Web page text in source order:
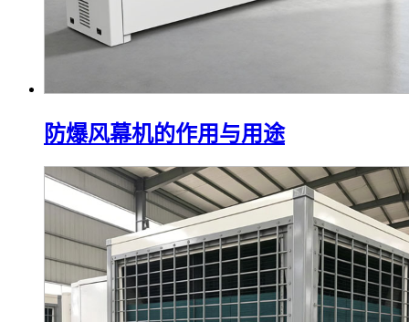
防爆风幕机的作用与用途